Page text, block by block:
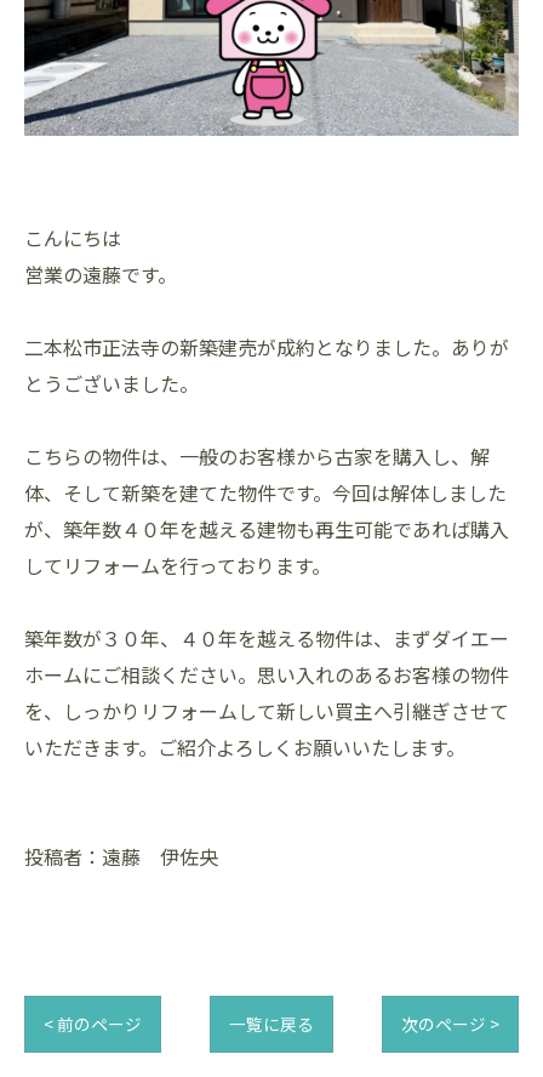
こんにちは
営業の遠藤です。
二本松市正法寺の新築建売が成約となりました。ありが
とうございました。
こちらの物件は、一般のお客様から古家を購入し、解
体、そして新築を建てた物件です。今回は解体しました
が、築年数４０年を越える建物も再生可能であれば購入
してリフォームを行っております。
築年数が３０年、４０年を越える物件は、まずダイエー
ホームにご相談ください。思い入れのあるお客様の物件
を、しっかりリフォームして新しい買主へ引継ぎさせて
いただきます。ご紹介よろしくお願いいたします。
投稿者：遠藤 伊佐央
< 前のページ 一覧に戻る 次のページ >